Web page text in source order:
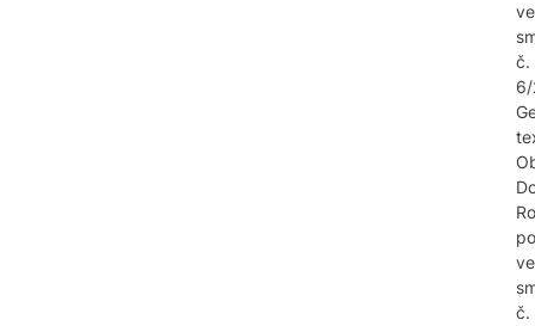
č.
č.